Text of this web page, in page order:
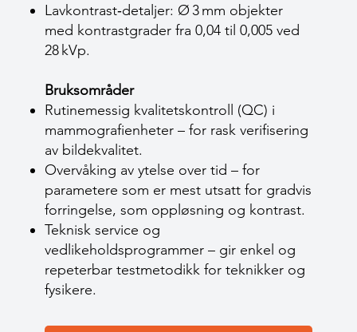
Lavkontrast‑detaljer: Ø 3 mm objekter
med kontrastgrader fra 0,04 til 0,005 ved
28 kVp.
Bruksområder
Rutinemessig kvalitetskontroll (QC) i
mammografienheter – for rask verifisering
av bildekvalitet.
Overvåking av ytelse over tid – for
parametere som er mest utsatt for gradvis
forringelse, som oppløsning og kontrast.
Teknisk service og
vedlikeholdsprogrammer – gir enkel og
repeterbar testmetodikk for teknikker og
fysikere.